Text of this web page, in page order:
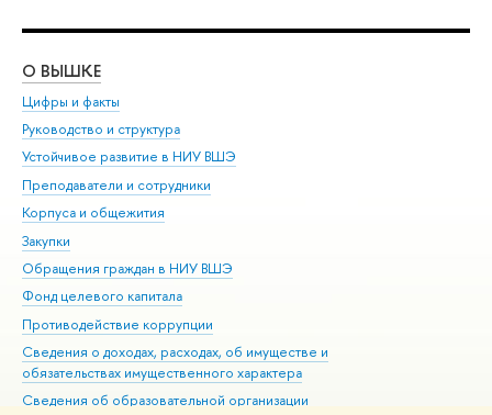
О ВЫШКЕ
Цифры и факты
Руководство и структура
Устойчивое развитие в НИУ ВШЭ
Преподаватели и сотрудники
Корпуса и общежития
Закупки
Обращения граждан в НИУ ВШЭ
Фонд целевого капитала
Противодействие коррупции
Сведения о доходах, расходах, об имуществе и
обязательствах имущественного характера
Сведения об образовательной организации